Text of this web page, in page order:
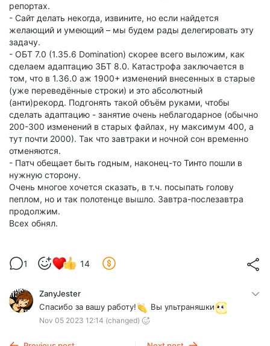
репортах.
- Сайт делать некогда, извините, но если найдется
желающий и умеющий – мы будем рады делегировать эту
задачу.
- ОБТ 7.0 (1.35.6 Domination) скорее всего выложим, как
сделаем адаптацию ЗБТ 8.0. Катастрофа заключается в
том, что в 1.36.0 аж 1900+ изменений внесенных в старые
(уже переведённые строки) и это абсолютный
(анти)рекорд. Подгонять такой объём руками, чтобы
сделать адаптацию - занятие очень неблагодарное (обычно
200-300 изменений в старых файлах, ну максимум 400, а
тут почти 2000). Так что завтраки и ночной сон временно
отменяются.
- Патч обещает быть годным, наконец-то Тинто пошли в
нужную сторону.
Очень многое хочется сказать, в т.ч. посыпать голову
пеплом, но и так полотенце вышло. Завтра-послезавтра
продолжим.
Всех обнял.
1 14
ZanyJester
Спасибо за вашу работу!
Вы ультраняшки
Nov 05 2023 12:14 (changed)